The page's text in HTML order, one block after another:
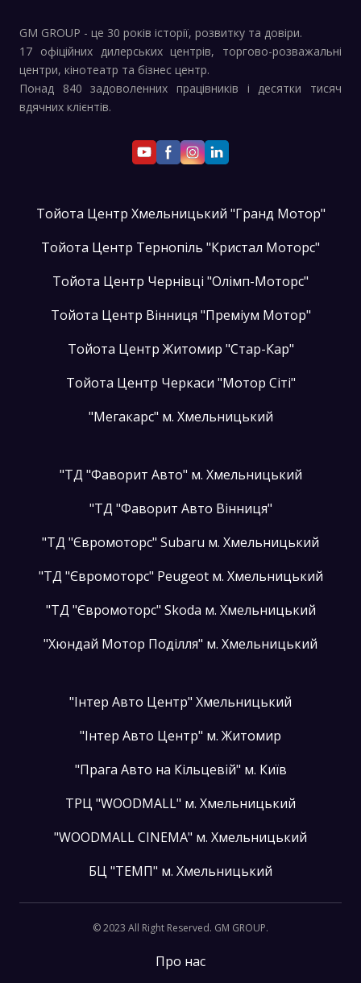
GM GROUP - це 30 років історії, розвитку та довіри.
17 офіційних дилерських центрів, торгово-розважальні
центри, кінотеатр та бізнес центр.
Понад 840 задоволенних працівників і десятки тисяч
вдячних клієнтів.
Тойота Центр Хмельницький "Гранд Мотор"
Тойота Центр Тернопіль "Кристал Моторс"
Тойота Центр Чернівці "Олімп-Моторс"
Тойота Центр Вінниця "Преміум Мотор"
Тойота Центр Житомир "Стар-Кар"
Тойота Центр Черкаси "Мотор Сіті"
"Мегакарс" м. Хмельницький
"ТД "Фаворит Авто" м. Хмельницький
"ТД "Фаворит Авто Вінниця"
"ТД "Євромоторс" Subaru м. Хмельницький
"ТД "Євромоторс" Peugeot м. Хмельницький
"ТД "Євромоторс" Skoda м. Хмельницький
"Хюндай Мотор Поділля" м. Хмельницький
"Інтер Авто Центр" Хмельницький
"Інтер Авто Центр" м. Житомир
"Прага Авто на Кільцевій" м. Київ
ТРЦ "WOODMALL" м. Хмельницький
"WOODMALL CINEMA" м. Хмельницький
БЦ "ТЕМП" м. Хмельницький
© 2023 All Right Reserved. GM GROUP.
Про нас